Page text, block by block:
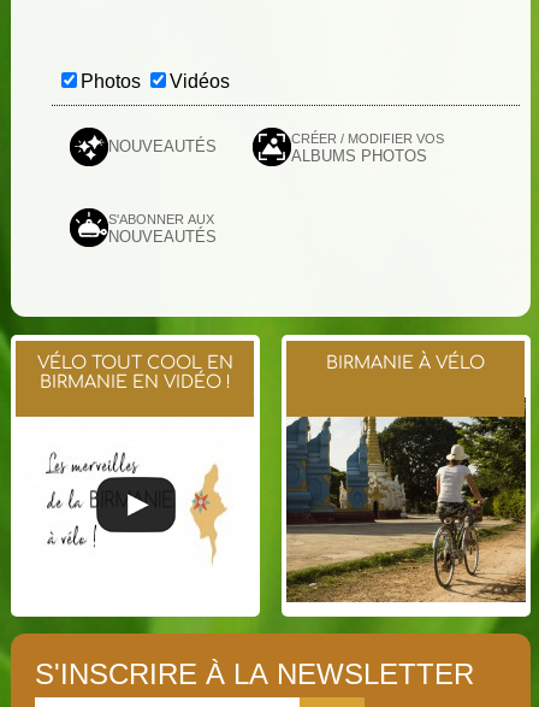
Photos Vidéos
NOUVEAUTÉS CRÉER / MODIFIER VOS
ALBUMS PHOTOS
S'ABONNER AUX
NOUVEAUTÉS
VÉLO TOUT COOL EN
BIRMANIE EN VIDÉO !
BIRMANIE À VÉLO
S'INSCRIRE À LA NEWSLETTER